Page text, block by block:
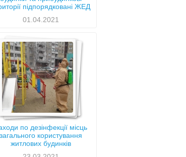
підпорядковані ЖЕД
01.04.2021
по дезінфекції місць
користування
житлових будинків